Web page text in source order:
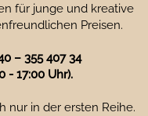
für junge und kreative
Preisen.
– 355 407 34
- 17:00 Uhr).
nur in der ersten Reihe.